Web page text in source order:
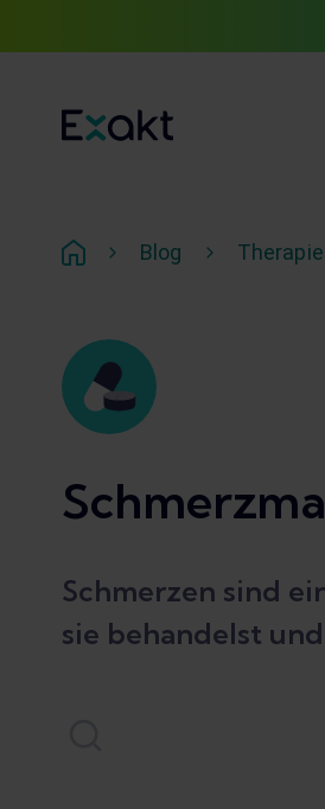
Blog
Schmerzen sind
sie behandelst